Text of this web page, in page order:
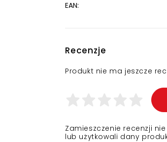
EAN:
Recenzje
Produkt nie ma jeszcze
Zamieszczenie recenzji
lub użytkowali dany